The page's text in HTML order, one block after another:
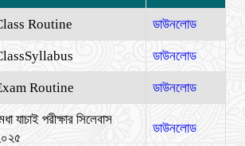
Routine ডাউনলোড
ডাউনলোড
Routine ডাউনলোড
যাচাই পরীক্ষার সিলেবাস
ডাউনলোড